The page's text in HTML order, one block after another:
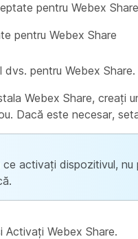
pentru Webex Share
pentru Webex Share
dvs. pentru Webex Share.
Webex Share, creați
Dacă este necesar,
ce activați dispozitivul,
Activați Webex Share.